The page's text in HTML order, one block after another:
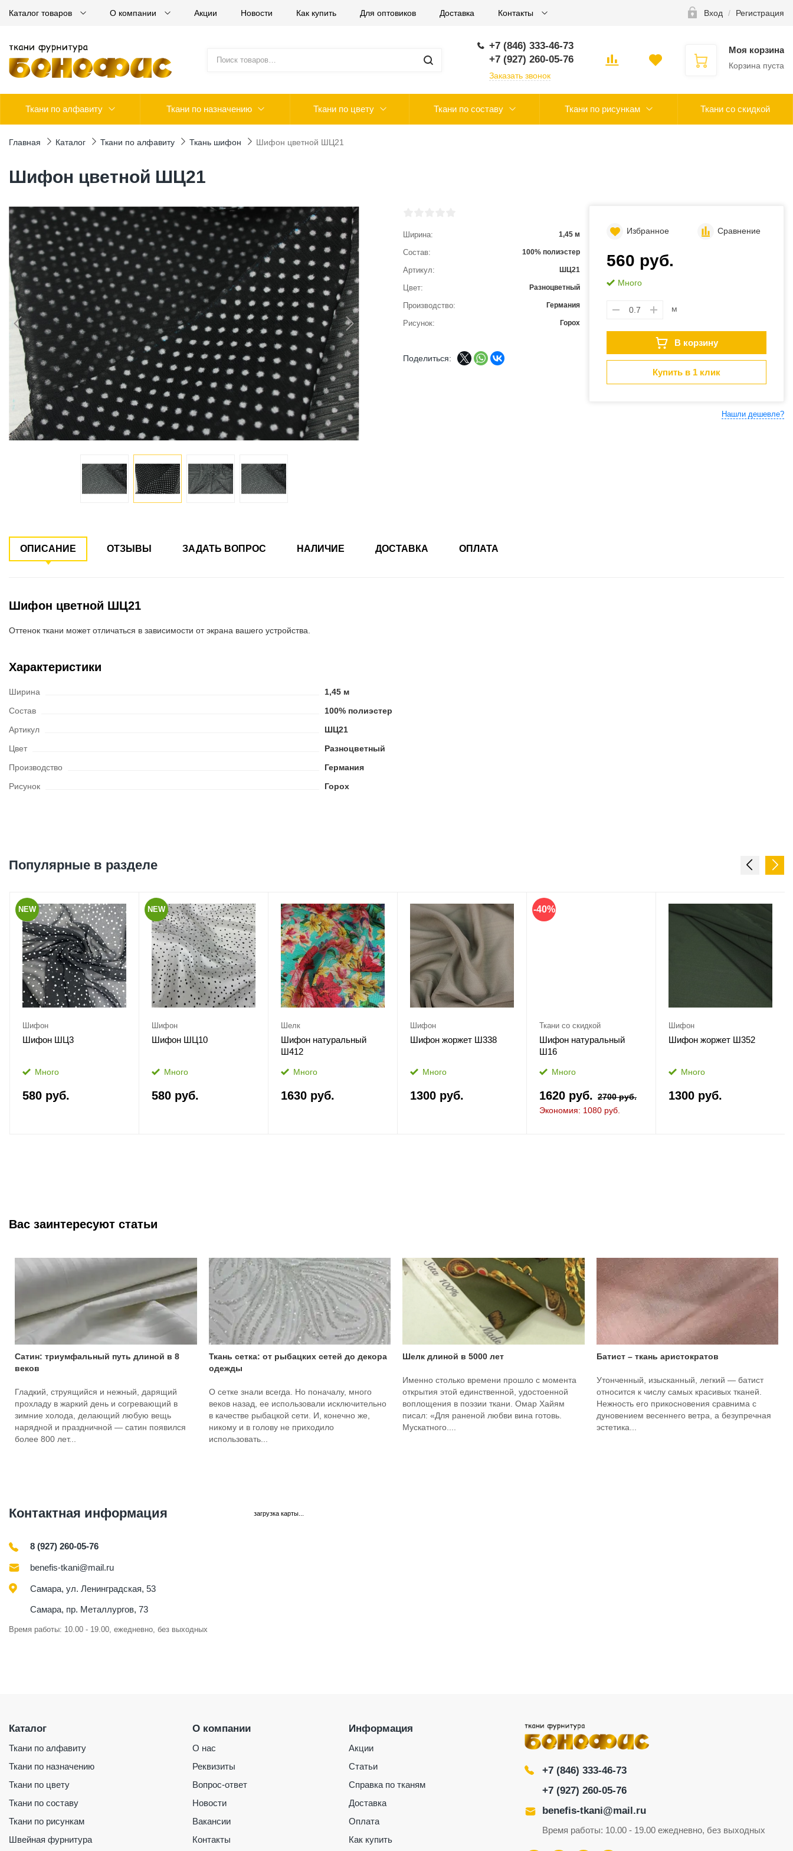
Каталог товаров О компании Акции Новости Как купить Для оптовиков Доставка Контакты Вход / Регистрация
+7 (846) 333-46-73
+7 (927) 260-05-76
Заказать звонок
Моя корзина
Корзина пуста
Ткани по алфавиту Ткани по назначению Ткани по цвету Ткани по составу Ткани по рисункам Ткани со скидкой
Главная Каталог Ткани по алфавиту Ткань шифон Шифон цветной ШЦ21
Шифон цветной ШЦ21
Ширина 1,45 м
Состав 100% полиэстер
Артикул ШЦ21
Цвет Разноцветный
Производство Германия
Рисунок Горох
Поделиться:
Избранное Сравнение
560 руб.
Много
м
В корзину
Купить в 1 клик
Нашли дешевле?
ОПИСАНИЕ ОТЗЫВЫ ЗАДАТЬ ВОПРОС НАЛИЧИЕ ДОСТАВКА ОПЛАТА
Шифон цветной ШЦ21
Оттенок ткани может отличаться в зависимости от экрана вашего устройства.
Характеристики
Ширина
1,45 м
Состав
100% полиэстер
Артикул
ШЦ21
Цвет
Разноцветный
Производство
Германия
Рисунок
Горох
Популярные в разделе
NEW
Шифон
Шифон ШЦ3
Много
580 руб.
NEW
Шифон
Шифон ШЦ10
Много
580 руб.
Шелк
Шифон натуральный
Ш412
Много
1630 руб.
Шифон
Шифон жоржет Ш338
Много
1300 руб.
-40%
Ткани со скидкой
Шифон натуральный
Ш16
Много
1620 руб. 2700 руб.
Экономия: 1080 руб.
Шифон
Шифон жоржет Ш352
Много
1300 руб.
Вас заинтересуют статьи
Сатин: триумфальный путь длиной в 8
веков
Гладкий, струящийся и нежный, дарящий
прохладу в жаркий день и согревающий в
зимние холода, делающий любую вещь
нарядной и праздничной — сатин появился
более 800 лет...
Ткань сетка: от рыбацких сетей до декора
одежды
О сетке знали всегда. Но поначалу, много
веков назад, ее использовали исключительно
в качестве рыбацкой сети. И, конечно же,
никому и в голову не приходило
использовать...
Шелк длиной в 5000 лет
Именно столько времени прошло с момента
открытия этой единственной, удостоенной
воплощения в поэзии ткани. Омар Хайям
писал: «Для раненой любви вина готовь.
Мускатного....
Батист – ткань аристократов
Утонченный, изысканный, легкий — батист
относится к числу самых красивых тканей.
Нежность его прикосновения сравнима с
дуновением весеннего ветра, а безупречная
эстетика...
Контактная информация
8 (927) 260-05-76
benefis-tkani@mail.ru
Самара, ул. Ленинградская, 53
Самара, пр. Металлургов, 73
Время работы: 10.00 - 19.00, ежедневно, без выходных
загрузка карты...
Каталог
Ткани по алфавиту
Ткани по назначению
Ткани по цвету
Ткани по составу
Ткани по рисункам
Швейная фурнитура
О компании
О нас
Реквизиты
Вопрос-ответ
Новости
Вакансии
Контакты
Информация
Акции
Статьи
Справка по тканям
Доставка
Оплата
Как купить
+7 (846) 333-46-73
+7 (927) 260-05-76
benefis-tkani@mail.ru
Время работы: 10.00 - 19.00 ежедневно, без выходных